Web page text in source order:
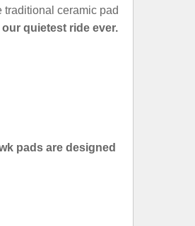
traditional ceramic pad
quietest ride ever.
pads are designed